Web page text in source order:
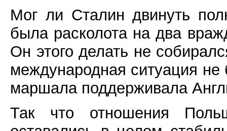
Мог ли Сталин двинуть
была расколота на два
Он этого делать не
международная ситуация не
маршала поддерживала
Так что отношения